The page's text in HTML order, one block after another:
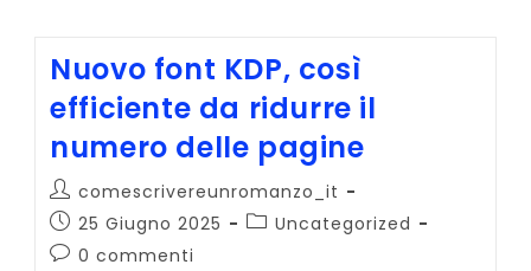
Nuovo font KDP, così
efficiente da ridurre il
numero delle pagine
Autore
dell'articolo:
comescrivereunromanzo_it
Articolo
pubblicato:
25 Giugno 2025
Categoria
Uncategorized
Commenti
0 commenti